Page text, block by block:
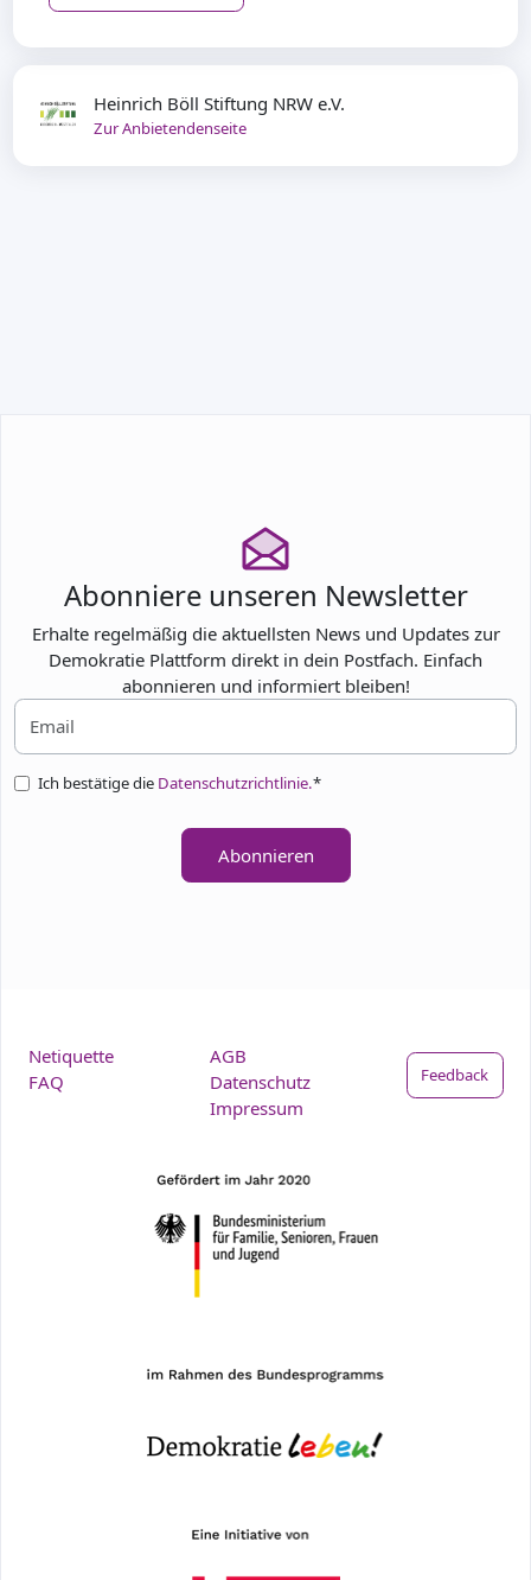
Heinrich Böll Stiftung NRW e.V.
Zur Anbietendenseite
Abonniere unseren Newsletter
Erhalte regelmäßig die aktuellsten News und Updates zur
Demokratie Plattform direkt in dein Postfach. Einfach
abonnieren und informiert bleiben!
Ich bestätige die Datenschutzrichtlinie.*
Abonnieren
Netiquette
FAQ
AGB
Datenschutz
Impressum
Feedback